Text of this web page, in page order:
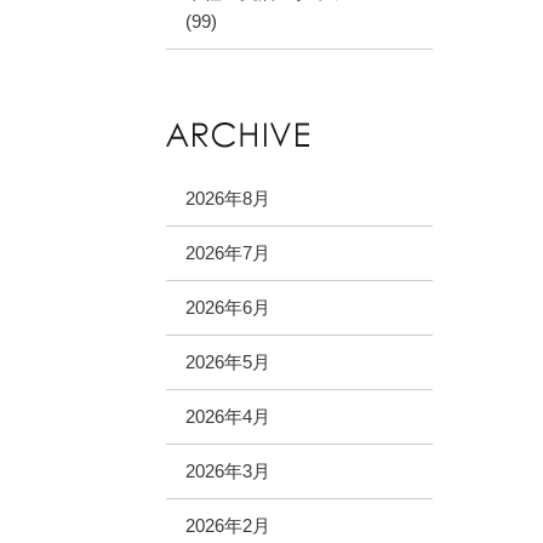
(99)
2026年8月
2026年7月
2026年6月
2026年5月
2026年4月
2026年3月
2026年2月